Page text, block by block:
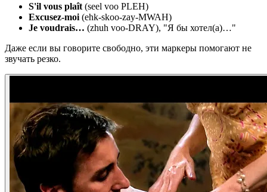
S'il vous plaît (seel voo PLEH)
Excusez-moi (ehk-skoo-zay-MWAH)
Je voudrais… (zhuh voo-DRAY), "Я бы хотел(а)…"
Даже если вы говорите свободно, эти маркеры помогают не
звучать резко.